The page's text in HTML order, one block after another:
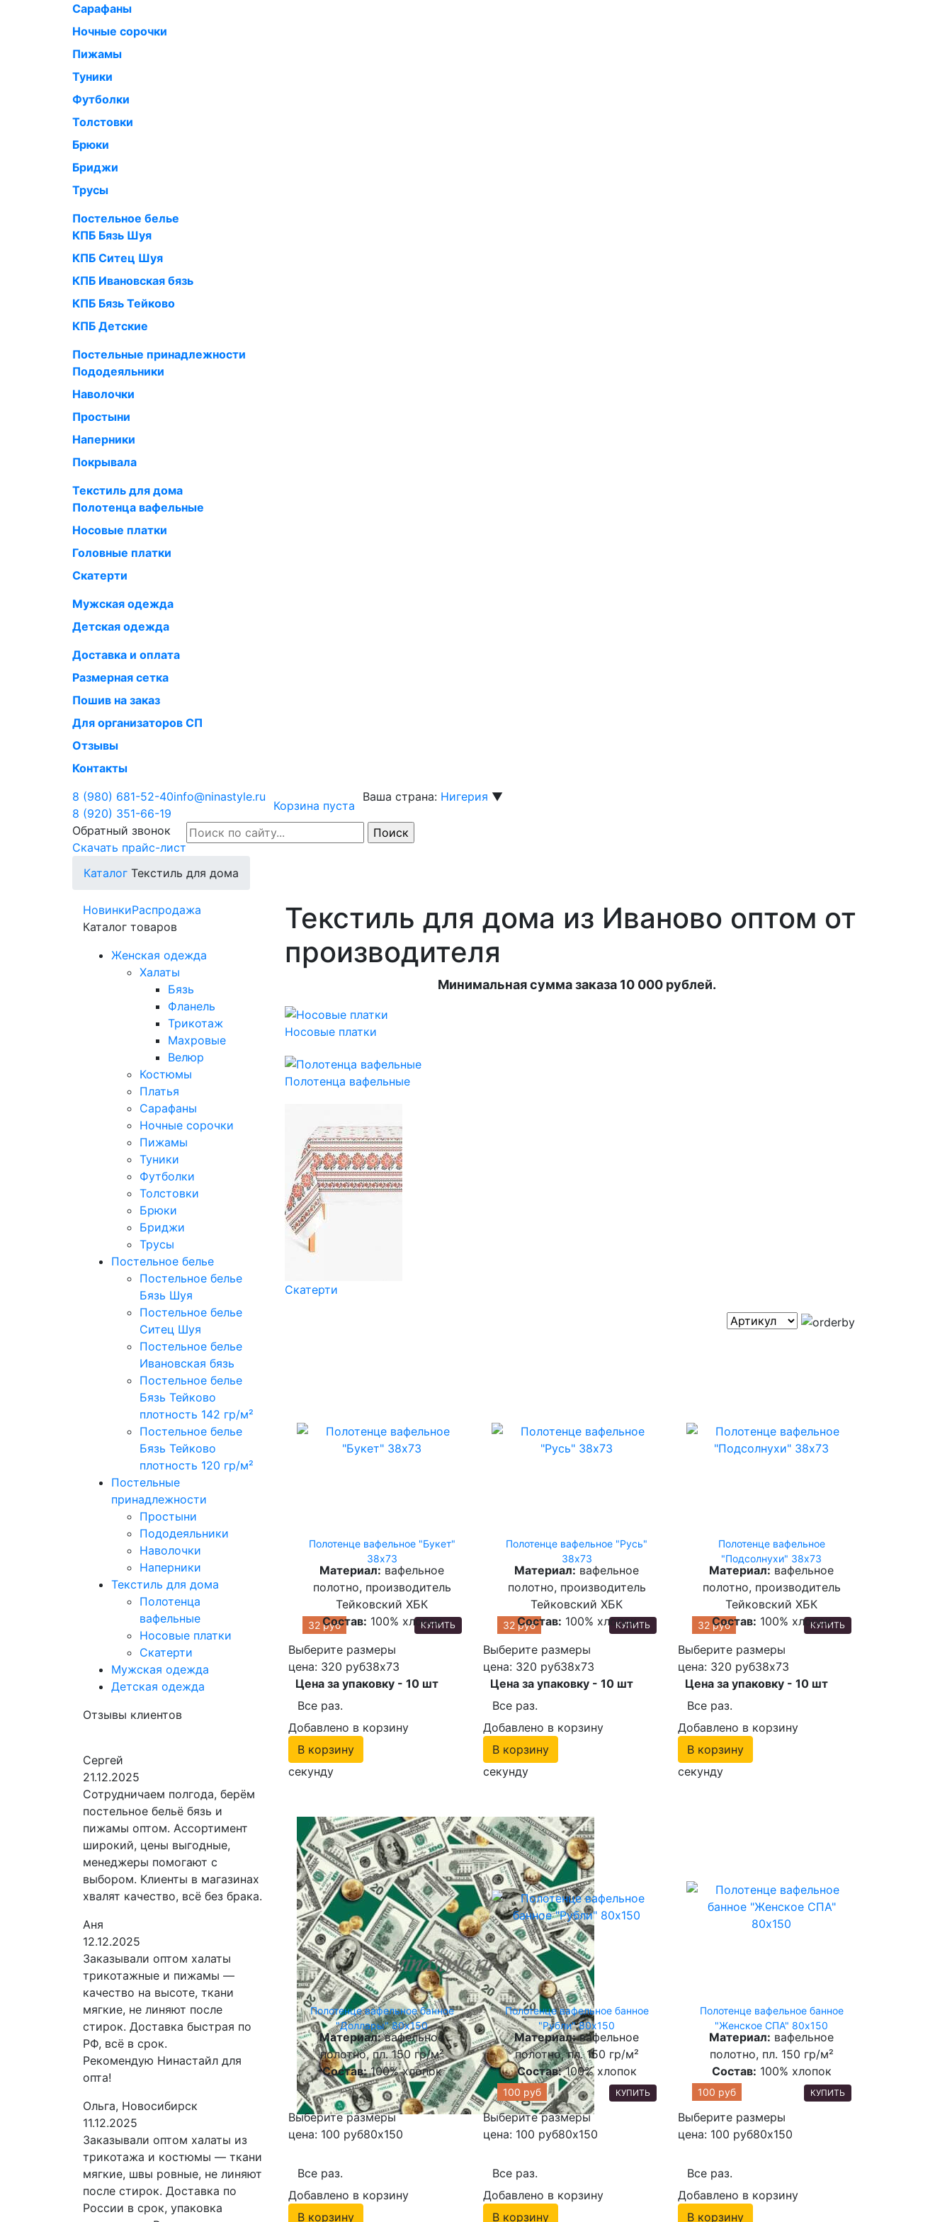
Сарафаны
Ночные сорочки
Пижамы
Туники
Футболки
Толстовки
Брюки
Бриджи
Трусы
Постельное белье
КПБ Бязь Шуя
КПБ Ситец Шуя
КПБ Ивановская бязь
КПБ Бязь Тейково
КПБ Детские
Постельные принадлежности
Пододеяльники
Наволочки
Простыни
Наперники
Покрывала
Текстиль для дома
Полотенца вафельные
Носовые платки
Головные платки
Скатерти
Мужская одежда
Детская одежда
Доставка и оплата
Размерная сетка
Пошив на заказ
Для организаторов СП
Отзывы
Контакты
8 (980) 681-52-40
8 (920) 351-66-19
info@ninastyle.ru
Корзина пуста
Ваша страна: Нигерия ▼
Обратный звонок
Скачать прайс-лист
Каталог Текстиль для дома
НовинкиРаспродажа
Каталог товаров
Женская одежда
Халаты
Бязь
Фланель
Трикотаж
Махровые
Велюр
Костюмы
Платья
Сарафаны
Ночные сорочки
Пижамы
Туники
Футболки
Толстовки
Брюки
Бриджи
Трусы
Постельное белье
Постельное белье
Бязь Шуя
Постельное белье
Ситец Шуя
Постельное белье
Ивановская бязь
Постельное белье
Бязь Тейково
плотность 142 гр/м²
Постельное белье
Бязь Тейково
плотность 120 гр/м²
Постельные
принадлежности
Простыни
Пододеяльники
Наволочки
Наперники
Текстиль для дома
Полотенца
вафельные
Носовые платки
Скатерти
Мужская одежда
Детская одежда
Отзывы клиентов
Сергей
21.12.2025
Сотрудничаем полгода, берём
постельное бельё бязь и
пижамы оптом. Ассортимент
широкий, цены выгодные,
менеджеры помогают с
выбором. Клиенты в магазинах
хвалят качество, всё без брака.
Аня
12.12.2025
Заказывали оптом халаты
трикотажные и пижамы —
качество на высоте, ткани
мягкие, не линяют после
стирок. Доставка быстрая по
РФ, всё в срок.
Рекомендую Нинастайл для
опта!
Ольга, Новосибирск
11.12.2025
Заказывали оптом халаты из
трикотажа и костюмы — ткани
мягкие, швы ровные, не линяют
после стирок. Доставка по
России в срок, упаковка
Текстиль для дома из Иваново оптом от
производителя
Минимальная сумма заказа 10 000 рублей.
Носовые платки
Полотенца вафельные
Скатерти
Полотенце вафельное "Букет"
38х73
Материал: вафельное
полотно, производитель
Тейковский ХБК
Состав: 100% хлопок
32 руб КУПИТЬ
Выберите размеры
цена: 320 руб38х73
Цена за упаковку - 10 шт
Все раз.
Добавлено в корзину
В корзину
секунду
Полотенце вафельное "Русь"
38х73
Материал: вафельное
полотно, производитель
Тейковский ХБК
Состав: 100% хлопок
32 руб КУПИТЬ
Выберите размеры
цена: 320 руб38х73
Цена за упаковку - 10 шт
Все раз.
Добавлено в корзину
В корзину
секунду
Полотенце вафельное
"Подсолнухи" 38х73
Материал: вафельное
полотно, производитель
Тейковский ХБК
Состав: 100% хлопок
32 руб КУПИТЬ
Выберите размеры
цена: 320 руб38х73
Цена за упаковку - 10 шт
Все раз.
Добавлено в корзину
В корзину
секунду
Полотенце вафельное банное
"Доллары" 80х150
Материал: вафельное
полотно, пл. 150 гр/м²
Состав: 100% хлопок
100 руб КУПИТЬ
Выберите размеры
цена: 100 руб80х150
Все раз.
Добавлено в корзину
В корзину
Полотенце вафельное банное
"Рубли" 80х150
Материал: вафельное
полотно, пл. 150 гр/м²
Состав: 100% хлопок
100 руб КУПИТЬ
Выберите размеры
цена: 100 руб80х150
Все раз.
Добавлено в корзину
В корзину
Полотенце вафельное банное
"Женское СПА" 80х150
Материал: вафельное
полотно, пл. 150 гр/м²
Состав: 100% хлопок
100 руб КУПИТЬ
Выберите размеры
цена: 100 руб80х150
Все раз.
Добавлено в корзину
В корзину